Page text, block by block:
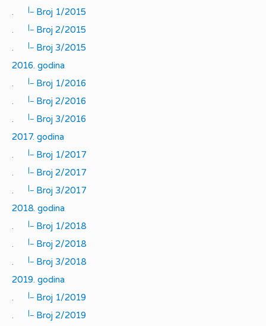
.
|_
Broj 1/2015
.
|_
Broj 2/2015
.
|_
Broj 3/2015
2016. godina
.
|_
Broj 1/2016
.
|_
Broj 2/2016
.
|_
Broj 3/2016
2017. godina
.
|_
Broj 1/2017
.
|_
Broj 2/2017
.
|_
Broj 3/2017
2018. godina
.
|_
Broj 1/2018
.
|_
Broj 2/2018
.
|_
Broj 3/2018
2019. godina
.
|_
Broj 1/2019
.
|_
Broj 2/2019